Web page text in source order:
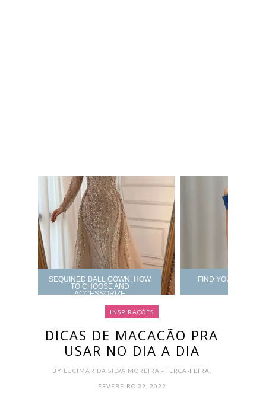
SEQUINED BALL GOWN: HOW
TO CHOOSE AND
ACCESSORIZE
FIND YOUR PROM
INSPIRAÇÕES
DICAS DE MACACÃO PRA
USAR NO DIA A DIA
BY LUCIMAR DA SILVA MOREIRA- TERÇA-FEIRA,
FEVEREIRO 22, 2022